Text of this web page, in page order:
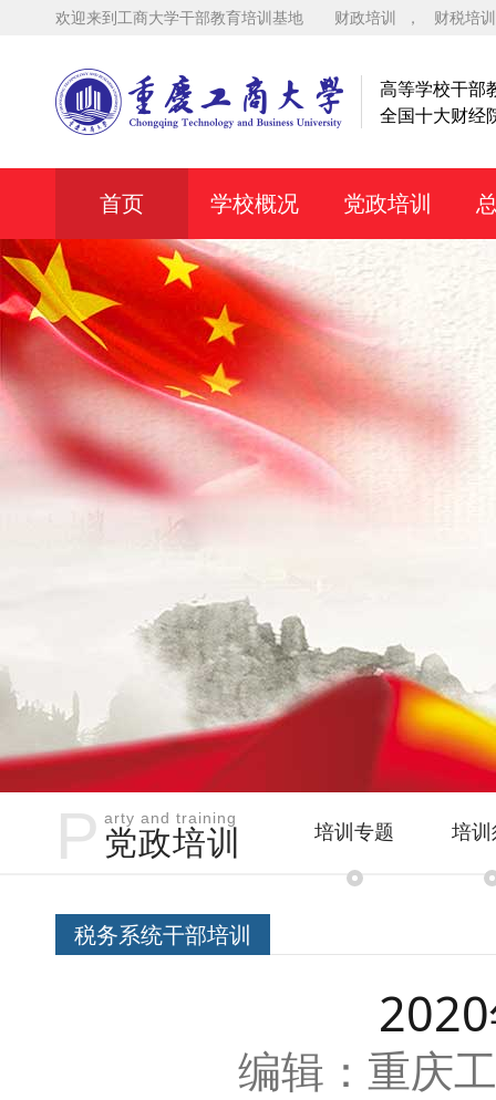
欢迎来到工商大学干部教育培训基地 财政培训 ， 财税培训
高等学校干部
全国十大财经
首页 学校概况 党政培训
P arty and training
党政培训 培训专题 培
税务系统干部培训
编辑：重庆